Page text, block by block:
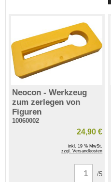
Neocon - Werkzeug
zum zerlegen von
Figuren
10060002
24,90 €
inkl. 19 % MwSt.
zzgl. Versandkosten
/5